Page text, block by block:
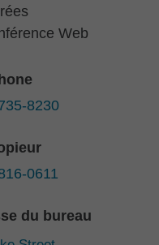
Web
8230
0611
du bureau